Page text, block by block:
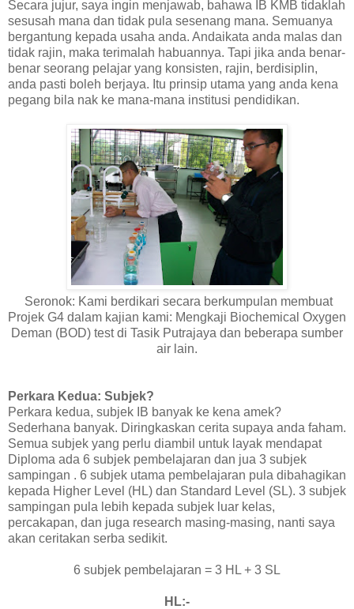
Secara jujur, saya ingin menjawab, bahawa IB KMB tidaklah
sesusah mana dan tidak pula sesenang mana. Semuanya
bergantung kepada usaha anda. Andaikata anda malas dan
tidak rajin, maka terimalah habuannya. Tapi jika anda benar-
benar seorang pelajar yang konsisten, rajin, berdisiplin,
anda pasti boleh berjaya. Itu prinsip utama yang anda kena
pegang bila nak ke mana-mana institusi pendidikan.
Seronok: Kami berdikari secara berkumpulan membuat
Projek G4 dalam kajian kami: Mengkaji Biochemical Oxygen
Deman (BOD) test di Tasik Putrajaya dan beberapa sumber
air lain.
Perkara Kedua: Subjek?
Perkara kedua, subjek IB banyak ke kena amek?
Sederhana banyak. Diringkaskan cerita supaya anda faham.
Semua subjek yang perlu diambil untuk layak mendapat
Diploma ada 6 subjek pembelajaran dan jua 3 subjek
sampingan . 6 subjek utama pembelajaran pula dibahagikan
kepada Higher Level (HL) dan Standard Level (SL). 3 subjek
sampingan pula lebih kepada subjek luar kelas,
percakapan, dan juga research masing-masing, nanti saya
akan ceritakan serba sedikit.
6 subjek pembelajaran = 3 HL + 3 SL
HL:-